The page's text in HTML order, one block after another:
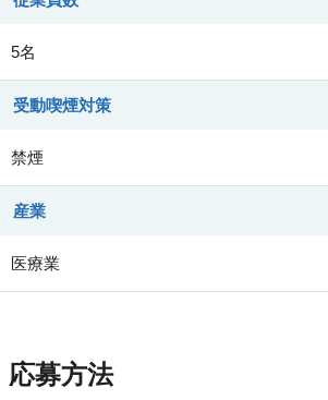
5名
受動喫煙対策
禁煙
産業
医療業
応募方法